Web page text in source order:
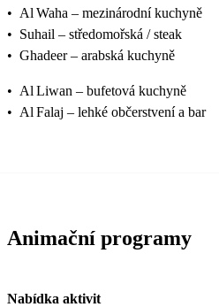
• Al Waha – mezinárodní kuchyně
• Suhail – středomořská / steak
• Ghadeer – arabská kuchyně
• Al Liwan – bufetová kuchyně
• Al Falaj – lehké občerstvení a bar
Animační programy
Nabídka aktivit